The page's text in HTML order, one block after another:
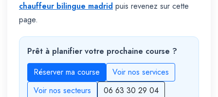
chauffeur bilingue madrid puis revenez sur cette
page.
Prêt à planifier votre prochaine course ?
Réserver ma course
Voir nos services
Voir nos secteurs
06 63 30 29 04